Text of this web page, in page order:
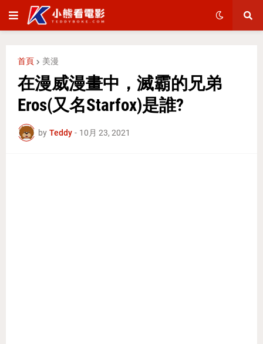
首頁 美漫
在漫威漫畫中，滅霸的兄弟
Eros(又名Starfox)是誰?
by Teddy - 10月 23, 2021